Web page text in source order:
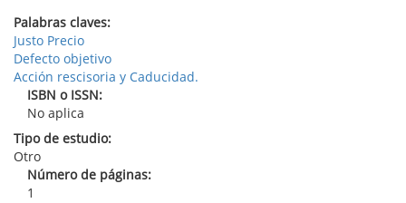
Palabras claves:
Justo Precio
Defecto objetivo
Acción rescisoria y Caducidad.
ISBN o ISSN:
No aplica
Tipo de estudio:
Otro
Número de páginas:
1